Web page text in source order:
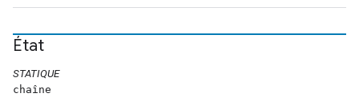
État
STATIQUE
chaîne